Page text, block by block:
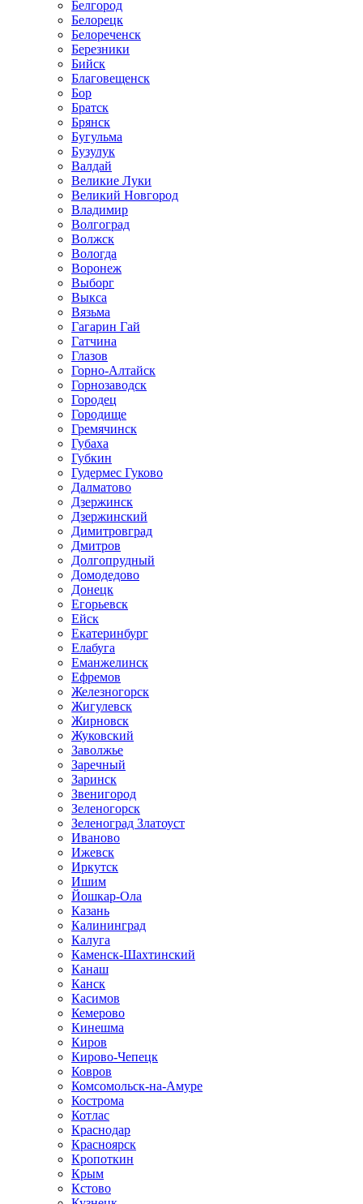
Белгород
Белорецк
Белореченск
Березники
Бийск
Благовещенск
Бор
Братск
Брянск
Бугульма
Бузулук
Валдай
Великие Луки
Великий Новгород
Владимир
Волгоград
Волжск
Вологда
Воронеж
Выборг
Выкса
Вязьма
Гагарин Гай
Гатчина
Глазов
Горно-Алтайск
Горнозаводск
Городец
Городище
Гремячинск
Губаха
Губкин
Гудермес Гуково
Далматово
Дзержинск
Дзержинский
Димитровград
Дмитров
Долгопрудный
Домодедово
Донецк
Егорьевск
Ейск
Екатеринбург
Елабуга
Еманжелинск
Ефремов
Железногорск
Жигулевск
Жирновск
Жуковский
Заволжье
Заречный
Заринск
Звенигород
Зеленогорск
Зеленоград Златоуст
Иваново
Ижевск
Иркутск
Ишим
Йошкар-Ола
Казань
Калининград
Калуга
Каменск-Шахтинский
Канаш
Канск
Касимов
Кемерово
Кинешма
Киров
Кирово-Чепецк
Ковров
Комсомольск-на-Амуре
Кострома
Котлас
Краснодар
Красноярск
Кропоткин
Крым
Кстово